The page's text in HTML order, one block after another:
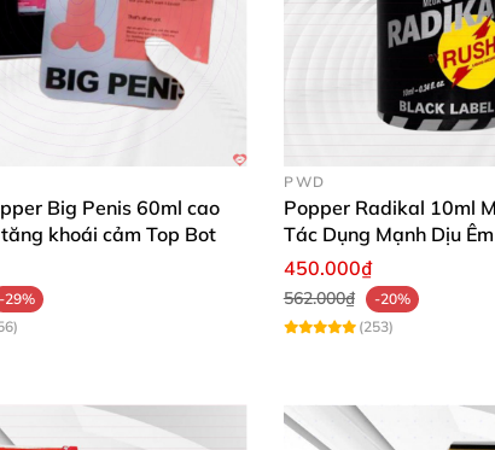
Big Penis 60ml cao
khoái cảm Top Bot
-29%
PWD
Popper Radikal 10ml
Tác Dụng Mạnh Dịu Êm
450.000₫
562.000₫
-20%
(253)